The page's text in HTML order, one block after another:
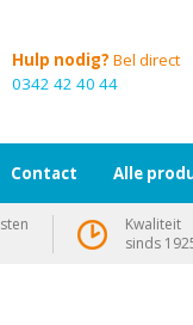
Hulp nodig? Bel direct
0342 42 40 44
Contact Alle
Kwaliteit
sinds